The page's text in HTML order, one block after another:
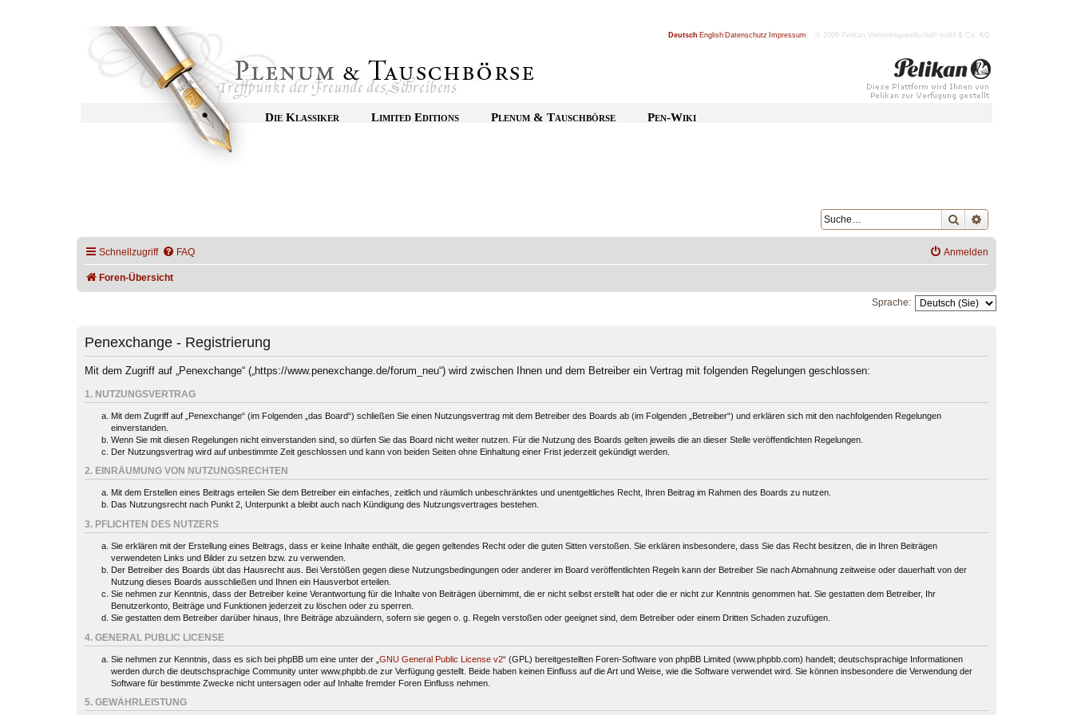
Deutsch English Datenschutz Impressum | © 2009 Pelikan Vertriebsgesellschaft mbH & Co. KG
Die Klassiker Limited Editions Plenum & Tauschbörse Pen-Wiki
Suche
Schnellzugriff FAQ Anmelden
Foren-Übersicht
Sprache:
Penexchange - Registrierung
Mit dem Zugriff auf „Penexchange“ („https://www.penexchange.de/forum_neu“) wird zwischen Ihnen und dem Betreiber ein Vertrag mit folgenden Regelungen geschlossen:
1. NUTZUNGSVERTRAG
Mit dem Zugriff auf „Penexchange“ (im Folgenden „das Board“) schließen Sie einen Nutzungsvertrag mit dem Betreiber des Boards ab (im Folgenden „Betreiber“) und erklären sich mit den nachfolgenden Regelungen
einverstanden.
Wenn Sie mit diesen Regelungen nicht einverstanden sind, so dürfen Sie das Board nicht weiter nutzen. Für die Nutzung des Boards gelten jeweils die an dieser Stelle veröffentlichten Regelungen.
Der Nutzungsvertrag wird auf unbestimmte Zeit geschlossen und kann von beiden Seiten ohne Einhaltung einer Frist jederzeit gekündigt werden.
2. EINRÄUMUNG VON NUTZUNGSRECHTEN
Mit dem Erstellen eines Beitrags erteilen Sie dem Betreiber ein einfaches, zeitlich und räumlich unbeschränktes und unentgeltliches Recht, Ihren Beitrag im Rahmen des Boards zu nutzen.
Das Nutzungsrecht nach Punkt 2, Unterpunkt a bleibt auch nach Kündigung des Nutzungsvertrages bestehen.
3. PFLICHTEN DES NUTZERS
Sie erklären mit der Erstellung eines Beitrags, dass er keine Inhalte enthält, die gegen geltendes Recht oder die guten Sitten verstoßen. Sie erklären insbesondere, dass Sie das Recht besitzen, die in Ihren Beiträgen
verwendeten Links und Bilder zu setzen bzw. zu verwenden.
Der Betreiber des Boards übt das Hausrecht aus. Bei Verstößen gegen diese Nutzungsbedingungen oder anderer im Board veröffentlichten Regeln kann der Betreiber Sie nach Abmahnung zeitweise oder dauerhaft von der
Nutzung dieses Boards ausschließen und Ihnen ein Hausverbot erteilen.
Sie nehmen zur Kenntnis, dass der Betreiber keine Verantwortung für die Inhalte von Beiträgen übernimmt, die er nicht selbst erstellt hat oder die er nicht zur Kenntnis genommen hat. Sie gestatten dem Betreiber, Ihr
Benutzerkonto, Beiträge und Funktionen jederzeit zu löschen oder zu sperren.
Sie gestatten dem Betreiber darüber hinaus, Ihre Beiträge abzuändern, sofern sie gegen o. g. Regeln verstoßen oder geeignet sind, dem Betreiber oder einem Dritten Schaden zuzufügen.
4. GENERAL PUBLIC LICENSE
Sie nehmen zur Kenntnis, dass es sich bei phpBB um eine unter der „ GNU General Public License v2“ (GPL) bereitgestellten Foren-Software von phpBB Limited (www.phpbb.com) handelt; deutschsprachige Informationen
werden durch die deutschsprachige Community unter www.phpbb.de zur Verfügung gestellt. Beide haben keinen Einfluss auf die Art und Weise, wie die Software verwendet wird. Sie können insbesondere die Verwendung der
Software für bestimmte Zwecke nicht untersagen oder auf Inhalte fremder Foren Einfluss nehmen.
5. GEWÄHRLEISTUNG